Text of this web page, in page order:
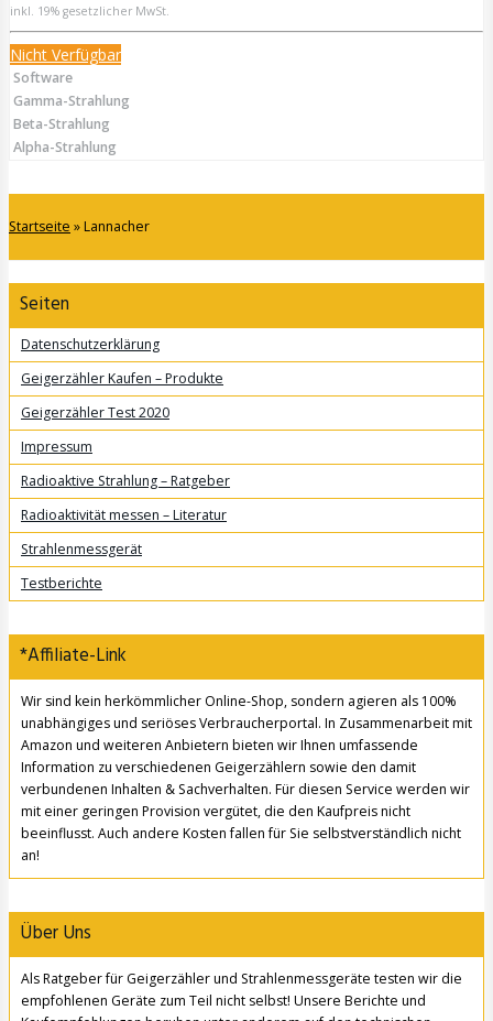
inkl. 19% gesetzlicher MwSt.
Nicht Verfügbar
Software
Gamma-Strahlung
Beta-Strahlung
Alpha-Strahlung
Startseite »Lannacher
Seiten
Datenschutzerklärung
Geigerzähler Kaufen – Produkte
Geigerzähler Test 2020
Impressum
Radioaktive Strahlung – Ratgeber
Radioaktivität messen – Literatur
Strahlenmessgerät
Testberichte
*Affiliate-Link
Wir sind kein herkömmlicher Online-Shop, sondern agieren als 100%
unabhängiges und seriöses Verbraucherportal. In Zusammenarbeit mit
Amazon und weiteren Anbietern bieten wir Ihnen umfassende
Information zu verschiedenen Geigerzählern sowie den damit
verbundenen Inhalten & Sachverhalten. Für diesen Service werden wir
mit einer geringen Provision vergütet, die den Kaufpreis nicht
beeinflusst. Auch andere Kosten fallen für Sie selbstverständlich nicht
an!
Über Uns
Als Ratgeber für Geigerzähler und Strahlenmessgeräte testen wir die
empfohlenen Geräte zum Teil nicht selbst! Unsere Berichte und